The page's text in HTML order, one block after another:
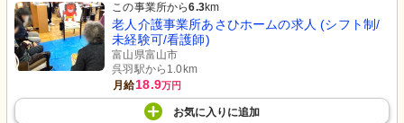
この事業所から6.3km
老人介護事業所あさひホームの求人 (シフト制/
未経験可/看護師)
富山県富山市
呉羽駅から1.0km
月給18.9万円
お気に入り に追加